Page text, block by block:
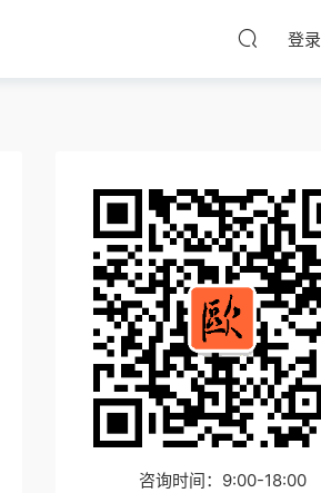
登录
咨询时间：9:00-18:00